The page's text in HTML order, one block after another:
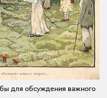
для обсуждения важного